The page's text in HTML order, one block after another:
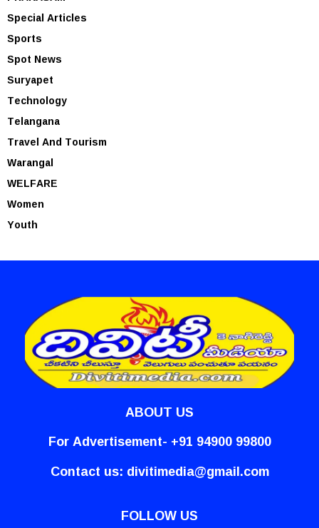
Special Articles
Sports
Spot News
Suryapet
Technology
Telangana
Travel And Tourism
Warangal
WELFARE
Women
Youth
ABOUT US
For Advertisement- +91 94900 99800
Contact us: divitimedia@gmail.com
FOLLOW US